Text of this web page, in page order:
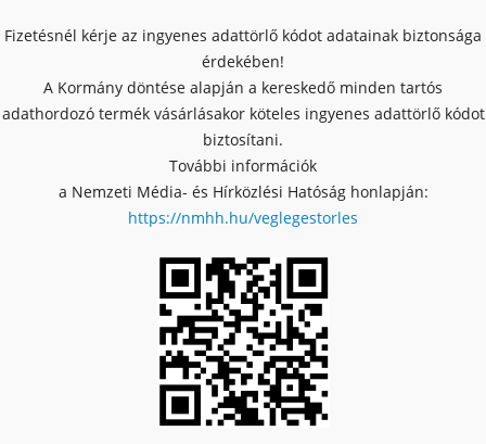
Fizetésnél kérje az ingyenes adattörlő kódot adatainak biztonsága
érdekében!
A Kormány döntése alapján a kereskedő minden tartós
adathordozó termék vásárlásakor köteles ingyenes adattörlő kódot
biztosítani.
További információk
a Nemzeti Média- és Hírközlési Hatóság honlapján:
https://nmhh.hu/veglegestorles